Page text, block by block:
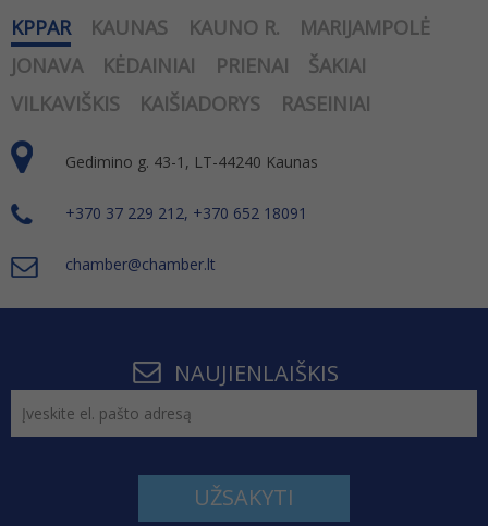
KPPAR KAUNAS KAUNO R.
MARIJAMPOLĖ
JONAVA
KĖDAINIAI PRIENAI
ŠAKIAI
VILKAVIŠKIS
KAIŠIADORYS RASEINIAI
Gedimino g. 43-1, LT-44240 Kaunas
+370 37 229 212, +370 652 18091
chamber@chamber.lt
NAUJIENLAIŠKIS
UŽSAKYTI